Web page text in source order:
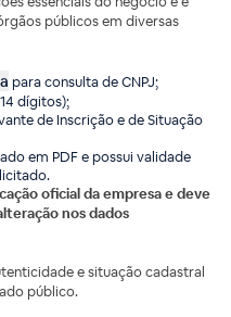
públicos em diversas
para consulta de CNPJ;
dígitos);
de Inscrição e de Situação
em PDF e possui validade
oficial da empresa e deve
nos dados
e situação cadastral
público.